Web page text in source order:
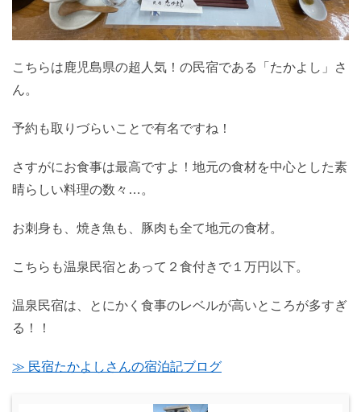
こちらは鹿児島県の超人気！の民宿である「たかよし」さ
ん。
予約も取りづらいことで有名ですね！
さすがにお食事は最高ですよ！地元の食材を中心とした素
晴らしい料理の数々…。
お刺身も、焼き魚も、豚肉も全て地元の食材。
こちらも温泉民宿とあって２食付きで１万円以下。
温泉民宿は、とにかく食事のレベルが高いところが多すぎ
る！！
≫ 民宿たかよしさんの宿泊記ブログ